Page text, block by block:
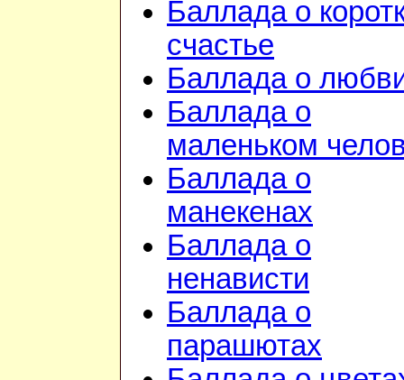
Баллада о
счастье
Баллада о
Баллада о
маленьком
Баллада о
манекенах
Баллада о
ненависти
Баллада о
парашютах